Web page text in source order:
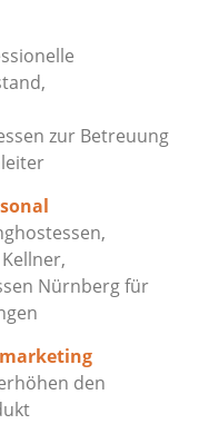
zur Betreuung
Nürnberg für
den